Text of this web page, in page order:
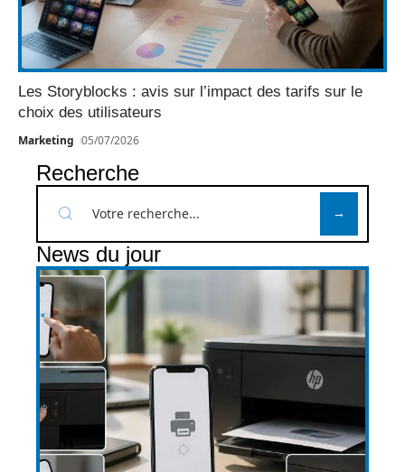
Les Storyblocks : avis sur l’impact des tarifs sur le
choix des utilisateurs
Marketing 05/07/2026
Recherche
News du jour